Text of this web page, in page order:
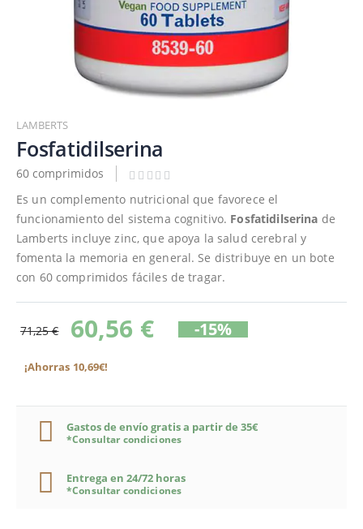
al
comienzo
de
la
galería
imágenes
LAMBERTS
Fosfatidilserina
60 comprimidos
Es un complemento nutricional que favorece el
funcionamiento del sistema cognitivo. Fosfatidilserina de
Lamberts incluye zinc, que apoya la salud cerebral y
fomenta la memoria en general. Se distribuye en un bote
con 60 comprimidos fáciles de tragar.
71,25 € 60,56 € -15%
¡Ahorras 10,69€!
Gastos de envío gratis a partir de 35€
*Consultar condiciones
Entrega en 24/72 horas
*Consultar condiciones